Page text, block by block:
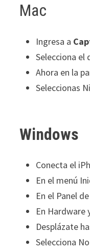
Mac
Ingresa a
Selecciona el
Ahora en la
Seleccionas
Windows
Conecta el
En el menú
En el Panel
En Hardware
Desplázate
Selecciona